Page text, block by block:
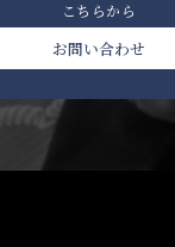
こちらから
お問い合わせ